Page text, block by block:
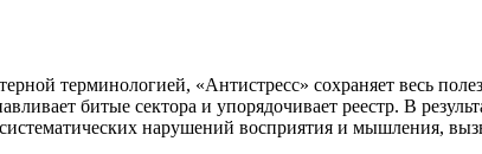
терминологией, «Антистресс» сохраняет весь
битые сектора и упорядочивает реестр. В
нарушений восприятия и мышления,